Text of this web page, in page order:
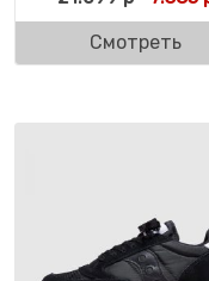
Смотреть